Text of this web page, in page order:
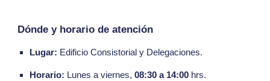
Dónde y horario de atención
Lugar: Edificio Consistorial y Delegaciones.
Horario: Lunes a viernes,08:30 a 14:00 hrs.